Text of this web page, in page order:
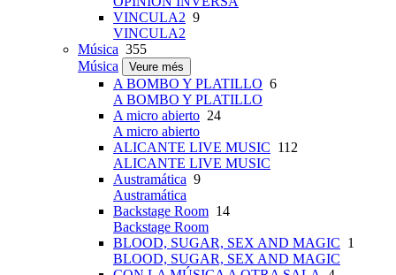
VINCULA2 9
VINCULA2
Música 355
Música
Veure més
A BOMBO Y PLATILLO 6
A BOMBO Y PLATILLO
A micro abierto 24
A micro abierto
ALICANTE LIVE MUSIC 112
ALICANTE LIVE MUSIC
Austramática 9
Austramática
Backstage Room 14
Backstage Room
BLOOD, SUGAR, SEX AND MAGIC 1
BLOOD, SUGAR, SEX AND MAGIC